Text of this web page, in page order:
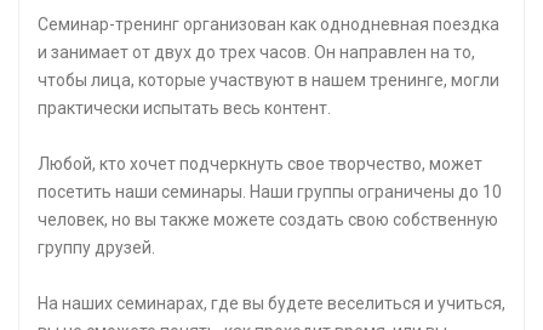
Семинар-тренинг организован как однодневная поездка
и занимает от двух до трех часов. Он направлен на то,
чтобы лица, которые участвуют в нашем тренинге, могли
практически испытать весь контент.
Любой, кто хочет подчеркнуть свое творчество, может
посетить наши семинары. Наши группы ограничены до 10
человек, но вы также можете создать свою собственную
группу друзей.
На наших семинарах, где вы будете веселиться и учиться,